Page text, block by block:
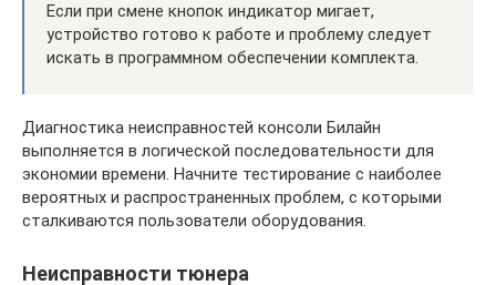
Если при смене кнопок индикатор мигает,
устройство готово к работе и проблему следует
искать в программном обеспечении комплекта.
Диагностика неисправностей консоли Билайн
выполняется в логической последовательности для
экономии времени. Начните тестирование с наиболее
вероятных и распространенных проблем, с которыми
сталкиваются пользователи оборудования.
Неисправности тюнера